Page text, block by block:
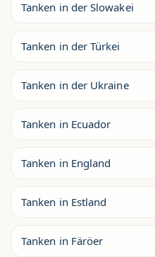
Tanken in der Slowakei
Tanken in der Türkei
Tanken in der Ukraine
Tanken in Ecuador
Tanken in England
Tanken in Estland
Tanken in Färöer